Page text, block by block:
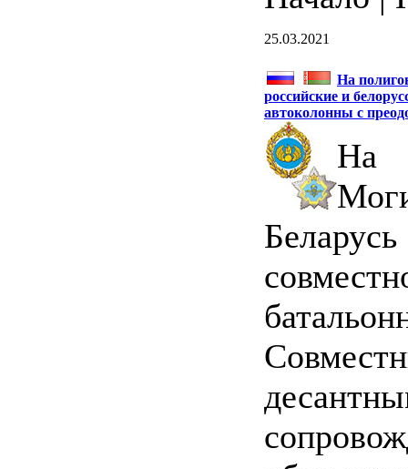
25.03.2021
На
российские и
автоколонны с
На